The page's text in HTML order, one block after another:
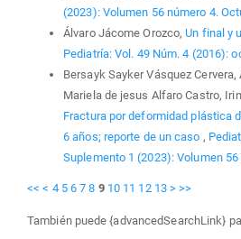
(2023): Volumen 56 número 4.
Álvaro Jácome Orozco,Un final y
Pediatría: Vol. 49 Núm. 4 (2016):
Bersayk Sayker Vásquez
Mariela de jesus Alfaro Castro,
Fractura por deformidad plástica
6 años; reporte de un caso ,
Suplemento 1 (2023): Volumen
<< < 4 5 6 7 8 9 10 11 12 13 > >>
También puede {advancedSearchLink}